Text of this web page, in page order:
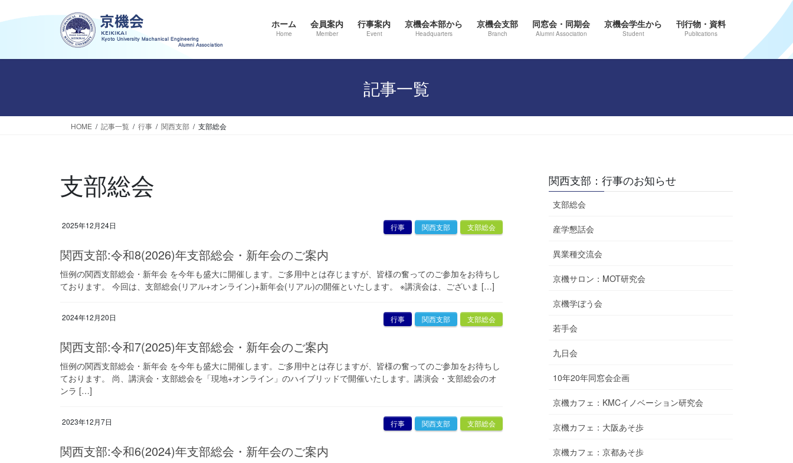
ン
ツ
ッ
ビ
シ
移
ホーム
Home
会員案内
Member
行事案内
Event
京機会本部から
Headquarters
京機会支部
Branch
同窓会・同期会
Alumni Association
京機会学生から
Student
刊行物・資料
Publications
記事一覧
HOME 記事一覧 行事 関西支部 支部総会
支部総会
2025年12月24日 支部総会
関西支部
行事
関西支部:令和8(2026)年支部総会・新年会のご案内
恒例の関西支部総会・新年会 を今年も盛大に開催します。ご多用中とは存じますが、皆様の奮ってのご参加をお待ちし
ております。 今回は、支部総会(リアル+オンライン)+新年会(リアル)の開催といたします。 ※講演会は、ございま […]
2024年12月20日 支部総会
関西支部
行事
関西支部:令和7(2025)年支部総会・新年会のご案内
恒例の関西支部総会・新年会 を今年も盛大に開催します。ご多用中とは存じますが、皆様の奮ってのご参加をお待ちし
ております。 尚、講演会・支部総会を「現地+オンライン」のハイブリッドで開催いたします。講演会・支部総会のオ
ンラ […]
2023年12月7日 支部総会
関西支部
行事
関西支部:令和6(2024)年支部総会・新年会のご案内
関西支部：行事のお知らせ
支部総会
産学懇話会
異業種交流会
京機サロン：MOT研究会
京機学ぼう会
若手会
九日会
10年20年同窓会企画
京機カフェ：KMCイノベーション研究会
京機カフェ：大阪あそ歩
京機カフェ：京都あそ歩